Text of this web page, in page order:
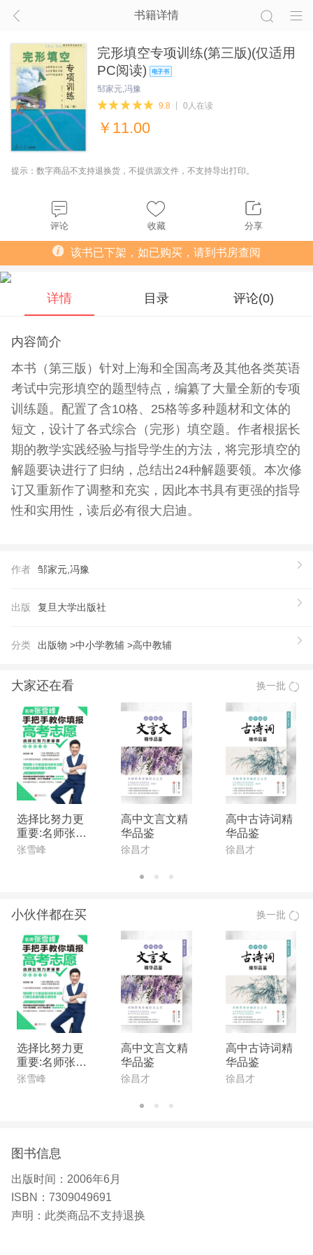
书籍详情
完形填空专项训练(第三版)(仅适用
PC阅读)
邹家元,冯豫
9.8
0人在读
￥ 11.00
提示：数字商品不支持退换货，不提供源文件，不支持导出打印。
评论 收藏 分享
该书已下架，如已购买，请到书房查阅
详情 目录 评论(0)
内容简介
本书（第三版）针对上海和全国高考及其他各类英语
考试中完形填空的题型特点，编纂了大量全新的专项
训练题。配置了含10格、25格等多种题材和文体的
短文，设计了各式综合（完形）填空题。作者根据长
期的教学实践经验与指导学生的方法，将完形填空的
解题要诀进行了归纳，总结出24种解题要领。本次修
订又重新作了调整和充实，因此本书具有更强的指导
性和实用性，读后必有很大启迪。
作者 邹家元,冯豫
出版 复旦大学出版社
分类 出版物 >中小学教辅 >高中教辅
大家还在看 换一批
选择比努力更
重要:名师张雪
峰手把手教你
张雪峰
高中文言文精
华品鉴
徐昌才
高中古诗词精
华品鉴
徐昌才
小伙伴都在买 换一批
选择比努力更
重要:名师张雪
峰手把手教你
张雪峰
高中文言文精
华品鉴
徐昌才
高中古诗词精
华品鉴
徐昌才
图书信息
出版时间： 2006年6月
ISBN： 7309049691
声明： 此类商品不支持退换